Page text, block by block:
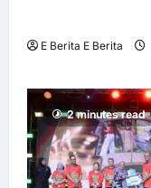
E Berita E Berita
2 minutes read